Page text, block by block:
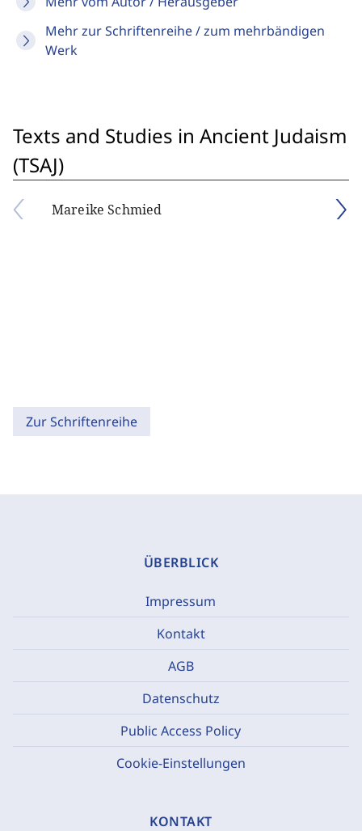
Mehr zur Schriftenreihe / zum mehrbändigen
Werk
Texts and Studies in Ancient Judaism
(TSAJ)
Mareike Schmied
Zur Schriftenreihe
ÜBERBLICK
Impressum
Kontakt
AGB
Datenschutz
Public Access Policy
Cookie-Einstellungen
KONTAKT